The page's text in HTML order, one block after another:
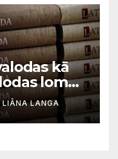
kā
lomu
LIĀNA LANGA